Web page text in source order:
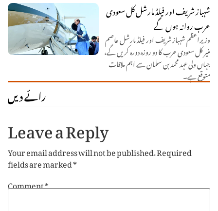
شہباز شریف اور فیلڈ مارشل کل سعودی
عرب روانہ ہوں گے
وزیراعظم شہباز شریف اور فیلڈ مارشل عاصم
منیر کل سعودی عرب کا دو روزہ دورہ کریں گے،
جہاں ولی عہد محمد بن سلمان سے اہم ملاقات
متوقع ہے۔
رائے دیں
Leave a Reply
Your email address will not be published.Required
fields are marked*
Comment*